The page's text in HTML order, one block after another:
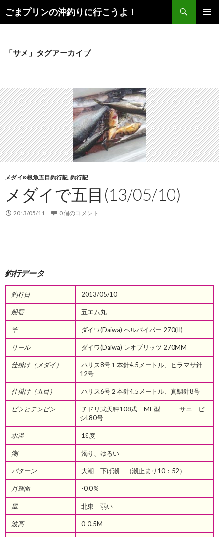
ごまプリンの沖釣りに行こうよ！
索
ン
キ
ッ
プ
「サメ」タグアーカイブ
メダイ&根魚五目釣行記, 釣行記
メダイで五目(13/05/10)
2013/05/11 0 個のコメント
釣行データ
釣行日 2013/05/10
船宿 五エム丸
竿 ダイワ(Daiwa) ヘルバイパー 270(II)
リール ダイワ(Daiwa) レオブリッツ 270MM
仕掛け（メダイ）
ハリス8号１本針4.5メートル、ヒラマサ針
12号
仕掛け（五目） ハリス6号２本針4.5メートル、真鯛針8号
ビシとテンビン
チドリ式天秤108式 MH型 サニービ
シL80号
水温 18度
潮 濁り、ゆるい
パターン 大潮 下げ潮 （潮止まり10：52）
月輝面 -0.0％
風 北東 弱い
波高 0-0.5M